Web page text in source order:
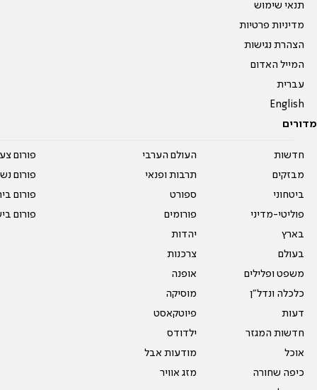
תנאי שימוש
מדיניות פרטיות
הצהרת נגישות
המייל האדום
עברית
English
מדורים
חדשות
מבזקים
ביטחוני
פוליטי-מדיני
בארץ
בעולם
משפט ופלילים
כלכלה ונדל"ן
דעות
חדשות המגזר
אוכל
כיפה שחורה
העולם הערבי
תרבות ופנאי
ספורט
פורומים
יהדות
צרכנות
אופנה
מוסיקה
פיוטקאסט
ילדודס
מודעות אבל
מזג אוויר
פורום
פורום
פורום
פורום